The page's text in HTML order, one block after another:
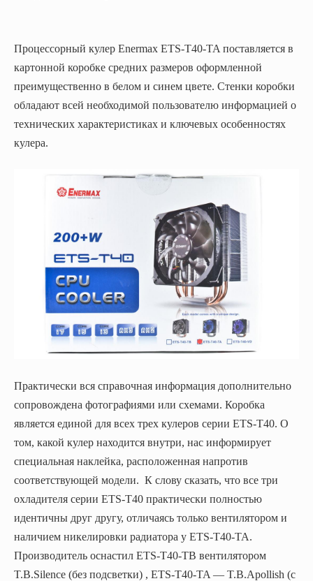
Процессорный кулер Enermax ETS-T40-TA поставляется в
картонной коробке средних размеров оформленной
преимущественно в белом и синем цвете. Стенки коробки
обладают всей необходимой пользователю информацией о
технических характеристиках и ключевых особенностях
кулера.
Практически вся справочная информация дополнительно
сопровождена фотографиями или схемами. Коробка
является единой для всех трех кулеров серии ETS-T40. О
том, какой кулер находится внутри, нас информирует
специальная наклейка, расположенная напротив
соответствующей модели. К слову сказать, что все три
охладителя серии ETS-T40 практически полностью
идентичны друг другу, отличаясь только вентилятором и
наличием никелировки радиатора у ETS-T40-TA.
Производитель оснастил ETS-T40-TB вентилятором
T.B.Silence (без подсветки) , ETS-T40-TA — T.B.Apollish (с